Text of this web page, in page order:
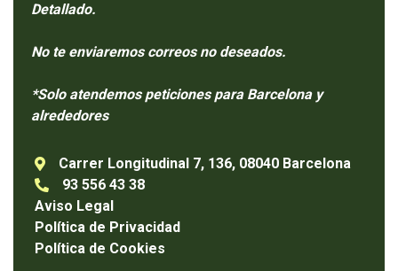
Detallado.
No te enviaremos correos no deseados.
*Solo atendemos peticiones para Barcelona y
alrededores
 Carrer Longitudinal 7, 136, 08040 Barcelona

93 556 43 38
Aviso Legal
Política de Privacidad
Política de Cookies